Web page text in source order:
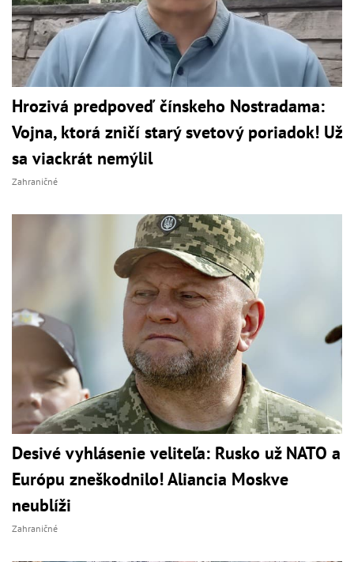
Hrozivá predpoveď čínskeho Nostradama:
Vojna, ktorá zničí starý svetový poriadok! Už
sa viackrát nemýlil
Zahraničné
Desivé vyhlásenie veliteľa: Rusko už NATO a
Európu zneškodnilo! Aliancia Moskve
neublíži
Zahraničné